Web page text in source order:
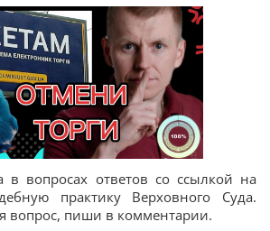
в вопросах ответов со ссылкой на
практику Верховного Суда.
вопрос, пиши в комментарии.